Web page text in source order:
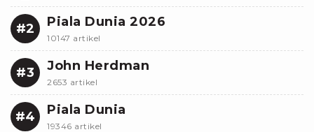
#2 Piala Dunia 2026
10147 artikel
#3 John Herdman
2653 artikel
#4 Piala Dunia
19346 artikel